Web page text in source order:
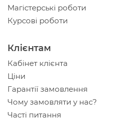
Магістерські роботи
Курсові роботи
Клієнтам
Кабінет клієнта
Ціни
Гарантії замовлення
Чому замовляти у нас?
Часті питання